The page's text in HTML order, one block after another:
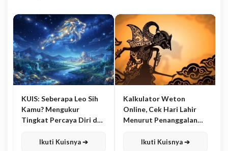
KUIS: Seberapa Leo Sih
Kamu? Mengukur
Tingkat Percaya Diri dan
Ikuti Kuisnya ➔
Kalkulator Weton
Online, Cek Hari Lahir
Menurut Penanggalan
Ikuti Kuisnya ➔